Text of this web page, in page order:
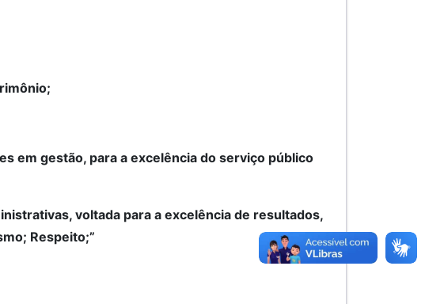
em gestão, para a excelência do serviço público
voltada para a excelência de resultados,
Respeito;”